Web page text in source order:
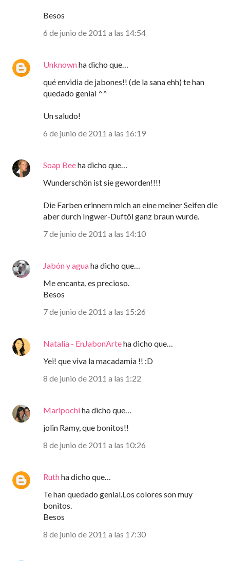
Besos
6 de junio de 2011 a las 14:54
Unknownha dicho que…
qué envidia de jabones!! (de la sana ehh) te han
quedado genial ^^
Un saludo!
6 de junio de 2011 a las 16:19
Soap Beeha dicho que…
Wunderschön ist sie geworden!!!!
Die Farben erinnern mich an eine meiner Seifen die
aber durch Ingwer-Duftöl ganz braun wurde.
7 de junio de 2011 a las 14:10
Jabón y aguaha dicho que…
Me encanta, es precioso.
Besos
7 de junio de 2011 a las 15:26
Natalia - EnJabonArteha dicho que…
Yei! que viva la macadamia !! :D
8 de junio de 2011 a las 1:22
Maripochiha dicho que…
jolin Ramy, que bonitos!!
8 de junio de 2011 a las 10:26
Ruthha dicho que…
Te han quedado genial.Los colores son muy
bonitos.
Besos
8 de junio de 2011 a las 17:30